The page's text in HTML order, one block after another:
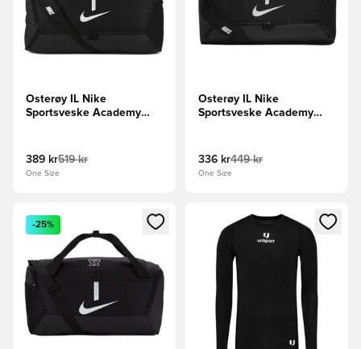
Osterøy IL Nike
Sportsveske Academy
389 kr519 kr
One Size
Osterøy IL Nike
Sportsveske Academy
336 kr449 kr
One Size
Åpner en Modal for å logge inn eller registrere deg som
-25%
Åpner en Modal for å logge